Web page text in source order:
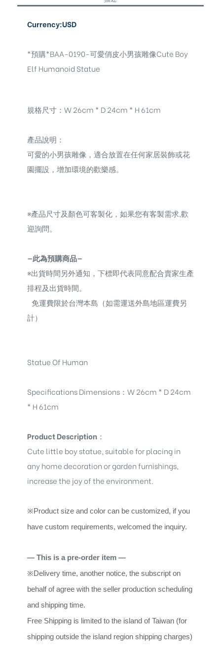
Currency:USD
*預購*BAA-0190-可愛俏皮小男孩雕像Cute Boy
Elf Humanoid Statue
規格尺寸：W 26cm * D 24cm * H 61cm
產品說明：
可愛的小男孩雕像，適合放置在任何家居裝飾或花
園擺設，增加環境的歡樂感。
※產品尺寸及顏色可客製化，如果您有客製需求,歡
迎詢問。
—此為預購商品—
※出貨時間另外通知，下標即代表同意配合賣家生產
排程及出貨時間。
免運費限於台灣本島（如需運送外島地區運費另
計）
Statue Of Human
Specifications Dimensions ： W 26cm * D 24cm
* H 61cm
Product Description ：
Cute little boy statue, suitable for placing in
any home decoration or garden furnishings,
increase the joy of the environment.
※Product size and color can be customized, if you
have custom requirements, welcomed the inquiry.
— This is a pre-order item —
※Delivery time, another notice, the subscript on
behalf of agree with the seller production scheduling
and shipping time.
Free Shipping is limited to the island of Taiwan (for
shipping outside the island region shipping charges)